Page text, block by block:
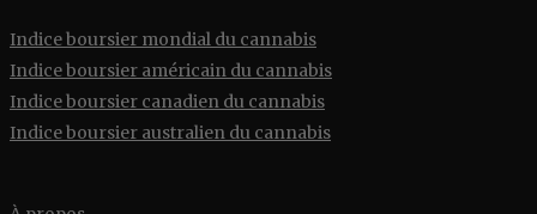
Indice boursier mondial du cannabis
Indice boursier américain du cannabis
Indice boursier canadien du cannabis
Indice boursier australien du cannabis